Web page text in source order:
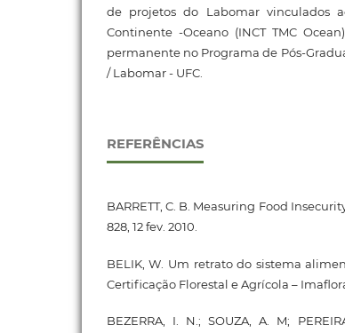
de projetos do Labomar vinculados
Continente -Oceano (INCT TMC
permanente no Programa de Pós-
/ Labomar - UFC.
REFERÊNCIAS
BARRETT, C. B. Measuring Food
828, 12 fev. 2010.
BELIK, W. Um retrato do sistema
Certificação Florestal e Agrícola –
BEZERRA, I. N.; SOUZA, A. M;